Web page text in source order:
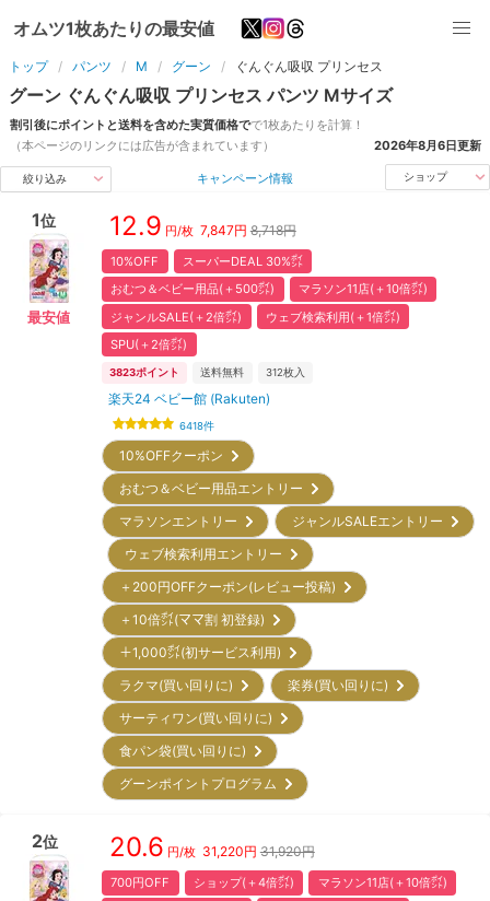
オムツ1枚あたりの最安値
トップ パンツ M グーン ぐんぐん吸収 プリンセス
グーン ぐんぐん吸収 プリンセス パンツ Mサイズ
割引後にポイントと送料を含めた実質価格でで1枚あたりを計算！
（本ページのリンクには広告が含まれています）
2026年8月6日更新
絞り込み キャンペーン情報 ショップ
1位
最安値
12.9 円/枚 7,847円 8,718円
10%OFF
スーパーDEAL 30%㌽
おむつ＆ベビー用品(＋500㌽)
マラソン11店(＋10倍㌽)
ジャンルSALE(＋2倍㌽)
ウェブ検索利用(＋1倍㌽)
SPU(＋2倍㌽)
3823ポイント 送料無料 312枚入
楽天24 ベビー館 (Rakuten)
6418件
10%OFFクーポン
おむつ＆ベビー用品エントリー
マラソンエントリー
ジャンルSALEエントリー
ウェブ検索利用エントリー
＋200円OFFクーポン(レビュー投稿)
＋10倍㌽(ママ割 初登録)
＋1,000㌽(初サービス利用)
ラクマ(買い回りに)
楽券(買い回りに)
サーティワン(買い回りに)
食パン袋(買い回りに)
グーンポイントプログラム
2位 20.6 円/枚 31,220円 31,920円
700円OFF ショップ(＋4倍㌽)
マラソン11店(＋10倍㌽)